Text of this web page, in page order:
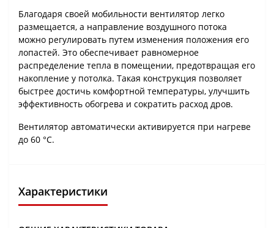
Благодаря своей мобильности вентилятор легко
размещается, а направление воздушного потока
можно регулировать путем изменения положения его
лопастей. Это обеспечивает равномерное
распределение тепла в помещении, предотвращая его
накопление у потолка. Такая конструкция позволяет
быстрее достичь комфортной температуры, улучшить
эффективность обогрева и сократить расход дров.
Вентилятор автоматически активируется при нагреве
до 60 °C.
Характеристики